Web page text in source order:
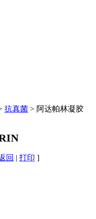
抗真菌 > 阿达帕林凝胶
回 | 打印 ]